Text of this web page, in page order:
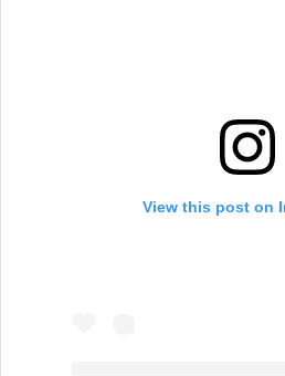
View this post on